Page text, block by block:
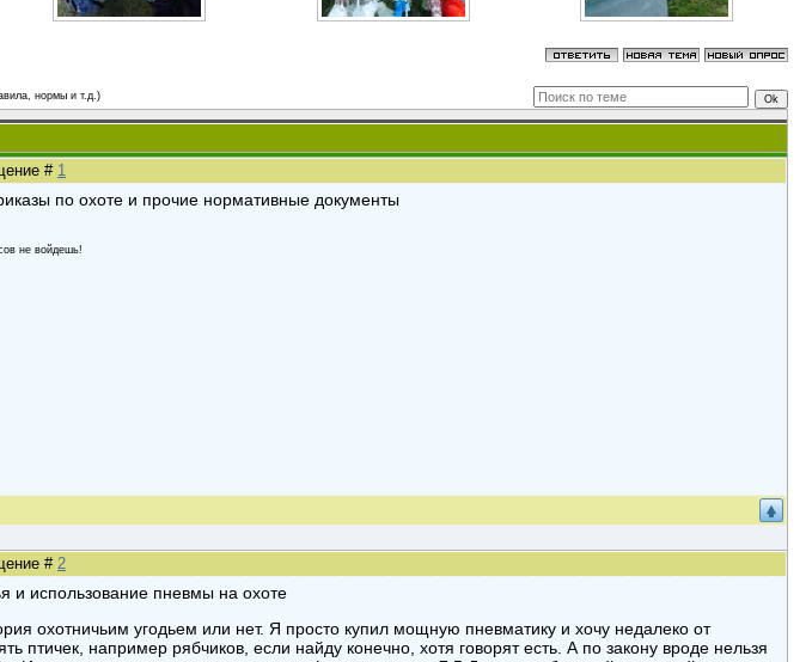
нормы и т.д.)
# 1
по охоте и прочие нормативные документы
не войдешь!
#2
и использование пневмы на охоте
охотничьим угодьем или нет. Я просто купил мощную пневматику и хочу недалеко от
птичек, например рябчиков, если найду конечно, хотя говорят есть. А по закону вроде нельзя